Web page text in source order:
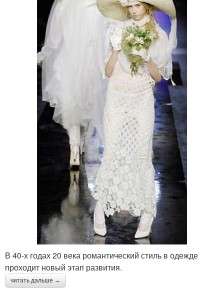
В 40-х годах 20 века романтический стиль в одежде
проходит новый этап развития.
читать дальше →